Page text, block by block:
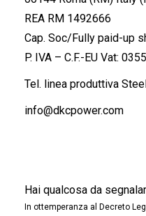
REA RM 1492666
Cap. Soc/Fully paid-up
P. IVA – C.F.-EU Vat:
Tel. linea produttiva
info@dkcpower.com
Hai qualcosa da
In ottemperanza al Decreto